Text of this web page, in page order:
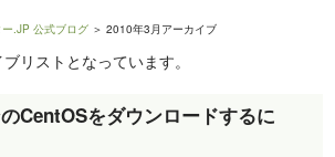
.JP 公式ブログ ＞ 2010年3月アーカイブ
リストとなっています。
CentOSをダウンロードするに